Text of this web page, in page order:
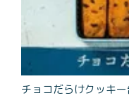
チョコだらけクッキ